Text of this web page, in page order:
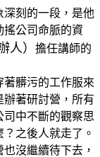
刻的一段，是他
搖公司命脈的資
人） 擔任講師的
髒污的工作服來
辦著研討營，所有
司中不斷的觀察思
之後人就走了。
沒繼續待下去，